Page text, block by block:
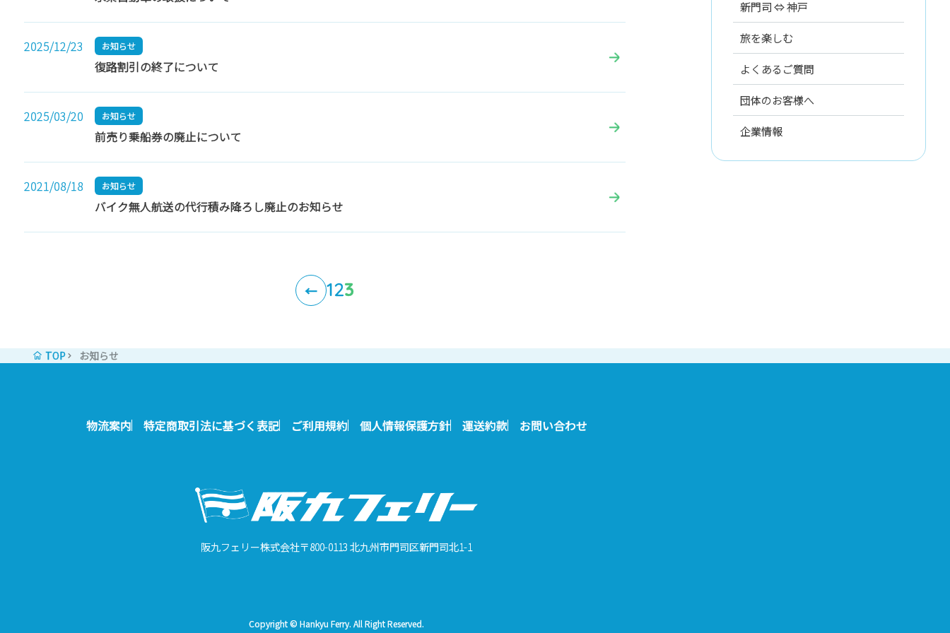
2025/12/23 お知らせ
復路割引の終了について
2025/03/20 お知らせ
前売り乗船券の廃止について
2021/08/18 お知らせ
バイク無人航送の代行積み降ろし廃止のお知らせ
← 123
新門司 ⇔ 神戸
旅を楽しむ
よくあるご質問
団体のお客様へ
企業情報
TOP お知らせ
物流案内 特定商取引法に基づく表記 ご利用規約 個人情報保護方針 運送約款 お問い合わせ
阪九フェリー株式会社〒800-0113 北九州市門司区新門司北1-1
Copyright © Hankyu Ferry. All Right Reserved.